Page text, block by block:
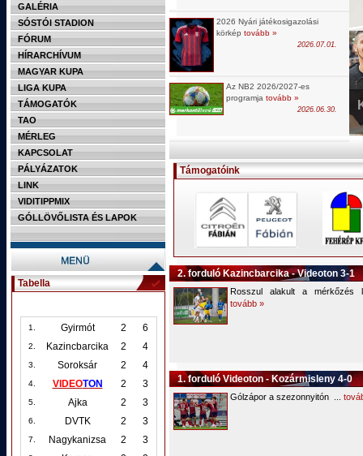
GALÉRIA
SÓSTÓI STADION
FÓRUM
HÍRARCHÍVUM
MAGYAR KUPA
LIGA KUPA
TÁMOGATÓK
TAO
MÉRLEG
KAPCSOLAT
PÁLYÁZATOK
LINK
VIDITIPPMIX
GÓLLÖVŐLISTA ÉS LAPOK
Tabella
1. Gyirmót 2 6
2. Kazincbarcika 2 4
3. Soroksár 2 4
4. VIDEOTON 2 3
5. Ajka 2 3
6. DVTK 2 3
7. Nagykanizsa 2 3
2026 Nyári játékosigazolási
körkép tovább »
2026.07.01.
Az NB2 2026/2027-es
programja tovább »
2026.06.30.
Támogatóink
2. forduló Kazincbarcika - Videoton 3-1
Rosszul alakult a
tovább »
1. forduló Videoton - Kozármisleny 4-0
Gólzápor a szezonnyitón ...